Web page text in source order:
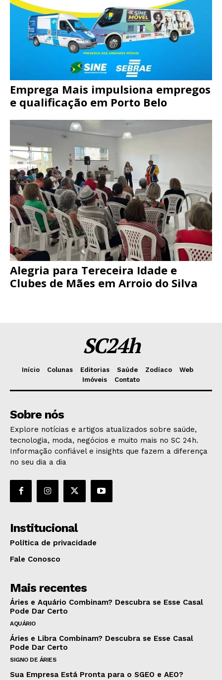
Emprega Mais impulsiona empregos
e qualificação em Porto Belo
Alegria para Tereceira Idade e
Clubes de Mães em Arroio do Silva
SC24h
Início Colunas Editorias Saúde Zodíaco
Web
Imóveis
Contato
Sobre nós
Explore notícias e artigos atualizados sobre saúde,
tecnologia, moda, negócios e muito mais no SC 24h.
Informação confiável e insights que fazem a diferença
no seu dia a dia
Institucional
Política de privacidade
Fale Conosco
Mais recentes
Áries e Aquário Combinam? Descubra se Esse Casal
Pode Dar Certo
AQUÁRIO
Áries e Libra Combinam? Descubra se Esse Casal
Pode Dar Certo
SIGNO DE ÁRIES
Sua Empresa Está Pronta para o SGEO e AEO?